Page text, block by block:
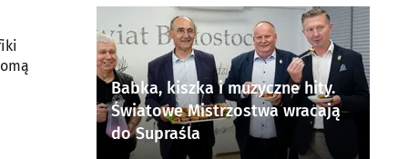
Babka, kiszka i muzyczne hity.
Światowe Mistrzostwa wracają
do Supraśla